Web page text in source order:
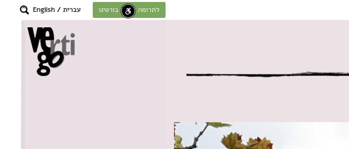
לתרומה לחוסן בורטיגו עברית /
English